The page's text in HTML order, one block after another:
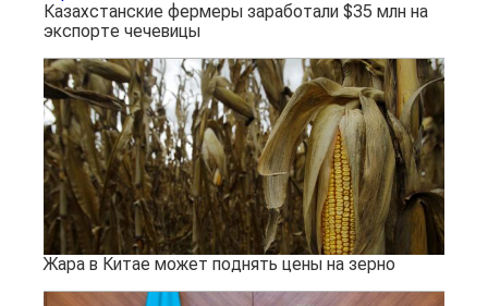
Казахстанские фермеры заработали $35 млн на
экспорте чечевицы
Жара в Китае может поднять цены на зерно